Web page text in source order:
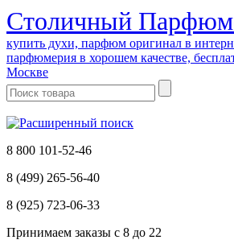
Cтоличный
купить духи, парфюм оригинал в
парфюмерия в хорошем качестве,
Москве
8 800 101-52-46
8 (499) 265-56-40
8 (925) 723-06-33
Принимаем заказы с 8 до 22